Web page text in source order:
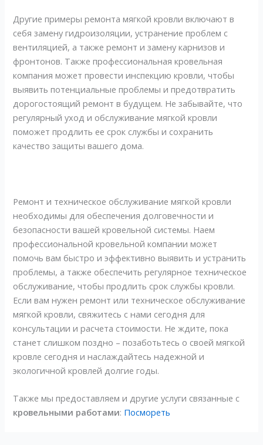
Другие примеры ремонта мягкой кровли включают в
себя замену гидроизоляции, устранение проблем с
вентиляцией, а также ремонт и замену карнизов и
фронтонов. Также профессиональная кровельная
компания может провести инспекцию кровли, чтобы
выявить потенциальные проблемы и предотвратить
дорогостоящий ремонт в будущем. Не забывайте, что
регулярный уход и обслуживание мягкой кровли
поможет продлить ее срок службы и сохранить
качество защиты вашего дома.
Ремонт и техническое обслуживание мягкой кровли
необходимы для обеспечения долговечности и
безопасности вашей кровельной системы. Наем
профессиональной кровельной компании может
помочь вам быстро и эффективно выявить и устранить
проблемы, а также обеспечить регулярное техническое
обслуживание, чтобы продлить срок службы кровли.
Если вам нужен ремонт или техническое обслуживание
мягкой кровли, свяжитесь с нами сегодня для
консультации и расчета стоимости. Не ждите, пока
станет слишком поздно – позаботьтесь о своей мягкой
кровле сегодня и наслаждайтесь надежной и
экологичной кровлей долгие годы.
Также мы предоставляем и другие услуги связанные с
кровельными работами: Посмореть